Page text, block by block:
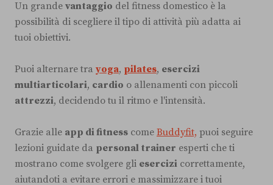
Un grande vantaggio del fitness domestico è la
possibilità di scegliere il tipo di attività più adatta ai
tuoi obiettivi.
Puoi alternare tra yoga, pilates, esercizi
multiarticolari, cardio o allenamenti con piccoli
attrezzi, decidendo tu il ritmo e l'intensità.
Grazie alle app di fitness come Buddyfit, puoi seguire
lezioni guidate da personal trainer esperti che ti
mostrano come svolgere gli esercizi correttamente,
aiutandoti a evitare errori e massimizzare i tuoi